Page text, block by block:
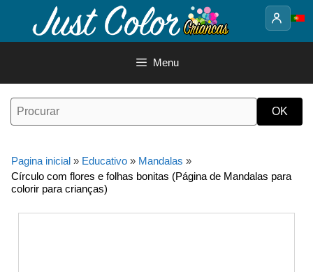
o
Menu
Pagina inicial » Educativo » Mandalas »
Círculo com flores e folhas bonitas (Página de Mandalas para
colorir para crianças)